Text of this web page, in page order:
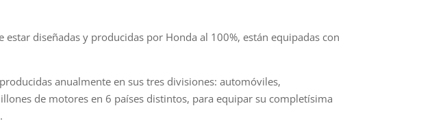
diseñadas y producidas por Honda al 100%, están equipadas con
anualmente en sus tres divisiones: automóviles,
de motores en 6 países distintos, para equipar su completísima